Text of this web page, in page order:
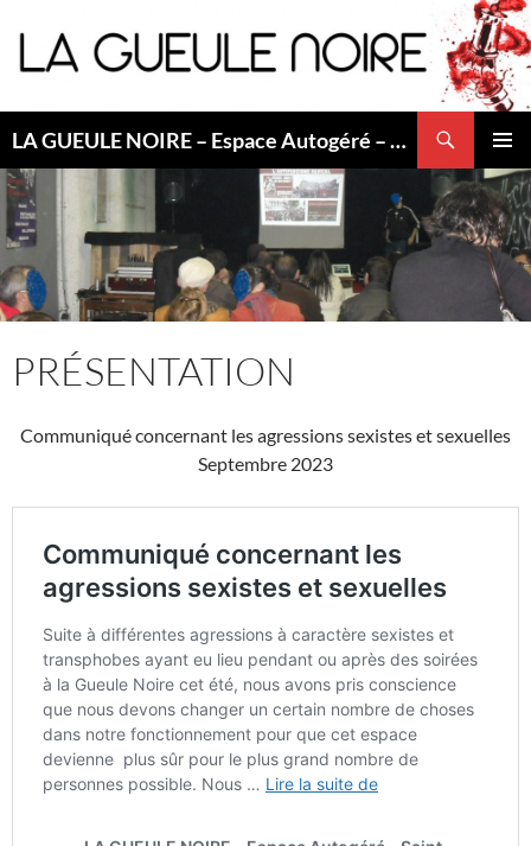
au
contenu
LA GUEULE NOIRE – Espace Autogéré – Saint Etienne
MENU
PRÉSENTATION
Communiqué concernant les agressions sexistes et sexuelles
Septembre 2023